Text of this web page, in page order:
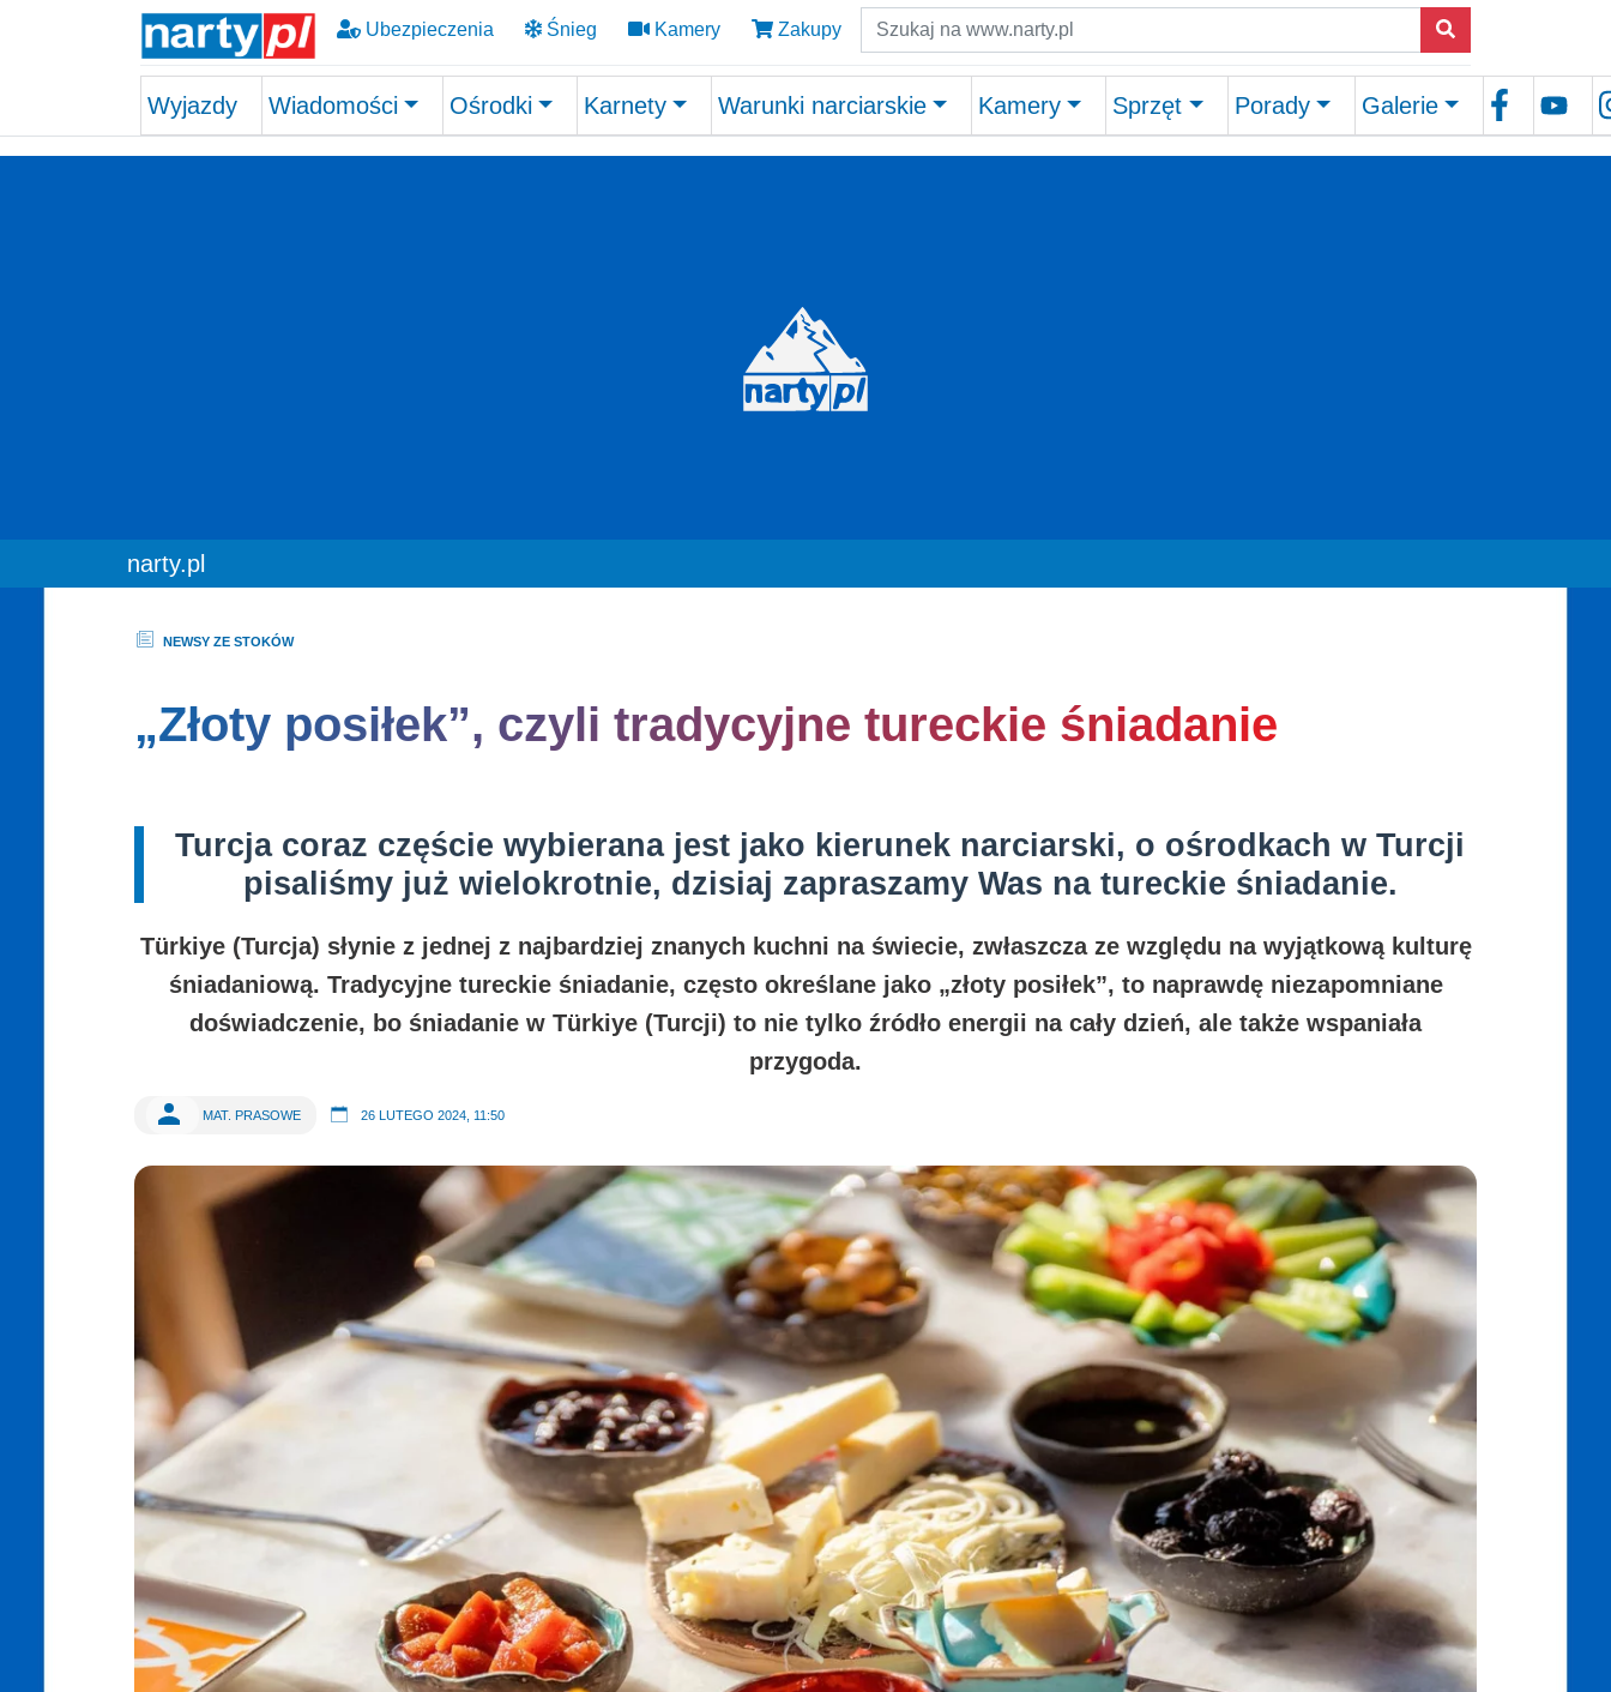
Ubezpieczenia Śnieg Kamery Zakupy Szukaj
Wyjazdy Wiadomości Ośrodki Karnety Warunki narciarskie Kamery Sprzęt Porady Galerie
You are here:
narty.pl
NEWSY ZE STOKÓW
„Złoty posiłek”, czyli tradycyjne tureckie śniadanie
Turcja coraz częście wybierana jest jako kierunek narciarski, o ośrodkach w Turcji
pisaliśmy już wielokrotnie, dzisiaj zapraszamy Was na tureckie śniadanie.
Türkiye (Turcja) słynie z jednej z najbardziej znanych kuchni na świecie, zwłaszcza ze względu na wyjątkową kulturę
śniadaniową. Tradycyjne tureckie śniadanie, często określane jako „złoty posiłek”, to naprawdę niezapomniane
doświadczenie, bo śniadanie w Türkiye (Turcji) to nie tylko źródło energii na cały dzień, ale także wspaniała
przygoda.
MAT. PRASOWE 26 LUTEGO 2024, 11:50